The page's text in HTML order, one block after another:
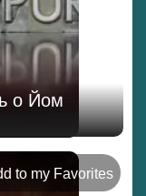
о Йом
to my Favorites